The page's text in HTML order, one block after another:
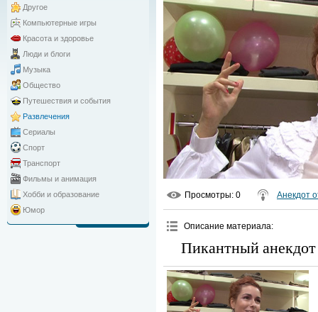
Другое
Компьютерные игры
Красота и здоровье
Люди и блоги
Музыка
Общество
Путешествия и события
Развлечения
Сериалы
Спорт
Транспорт
Фильмы и анимация
Хобби и образование
Юмор
Просмотры: 0 Анекдот
Описание материала:
Пикантный